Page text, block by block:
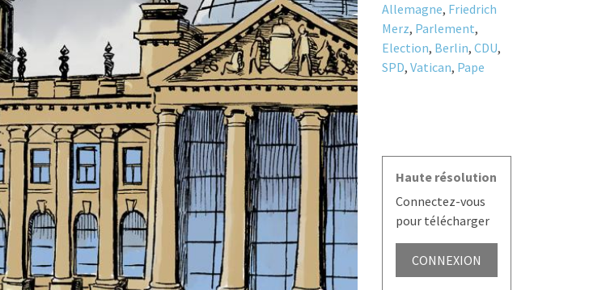
Allemagne, Friedrich
Merz, Parlement,
Election, Berlin, CDU,
SPD, Vatican, Pape
Haute résolution
Connectez-vous
pour télécharger
CONNEXION